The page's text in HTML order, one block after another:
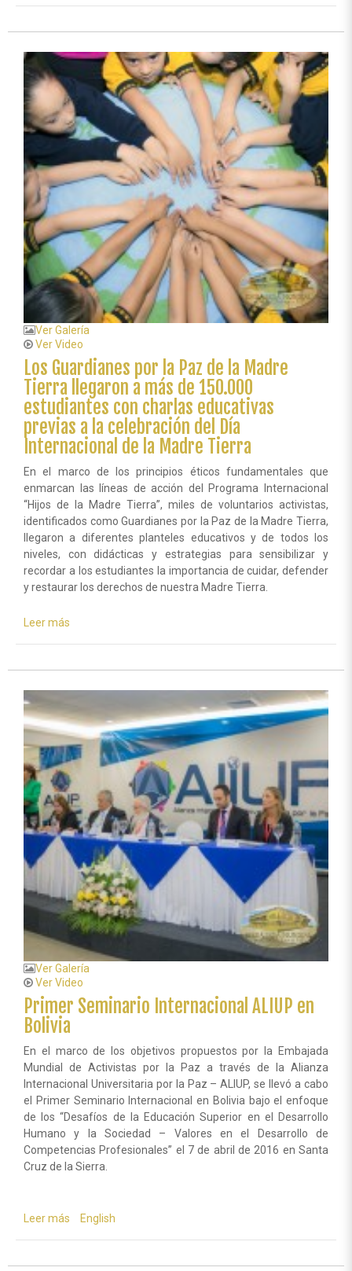
con
Declaración
Universal
de
los
Derechos
la
Madre
Ver Galería
Ver Video
Los Guardianes por la Paz de la Madre
Tierra llegaron a más de 150.000
estudiantes con charlas educativas
previas a la celebración del Día
Internacional de la Madre Tierra
En el marco de los principios éticos fundamentales que
enmarcan las líneas de acción del Programa Internacional
“Hijos de la Madre Tierra”, miles de voluntarios activistas,
identificados como Guardianes por la Paz de la Madre Tierra,
llegaron a diferentes planteles educativos y de todos los
niveles, con didácticas y estrategias para sensibilizar y
recordar a los estudiantes la importancia de cuidar, defender
y restaurar los derechos de nuestra Madre Tierra.
Leer más
Paz
la
Madre
Tierra
llegaron
a
más
de
150.000
estudiantes
con
charlas
educativas
previas
a
la
celebración
del
Día
Internacional
de
la
Ver Galería
Ver Video
Primer Seminario Internacional ALIUP en
Bolivia
En el marco de los objetivos propuestos por la Embajada
Mundial de Activistas por la Paz a través de la Alianza
Internacional Universitaria por la Paz – ALIUP, se llevó a cabo
el Primer Seminario Internacional en Bolivia bajo el enfoque
de los “Desafíos de la Educación Superior en el Desarrollo
Humano y la Sociedad – Valores en el Desarrollo de
Competencias Profesionales” el 7 de abril de 2016 en Santa
Cruz de la Sierra.
Leer más sobre
English